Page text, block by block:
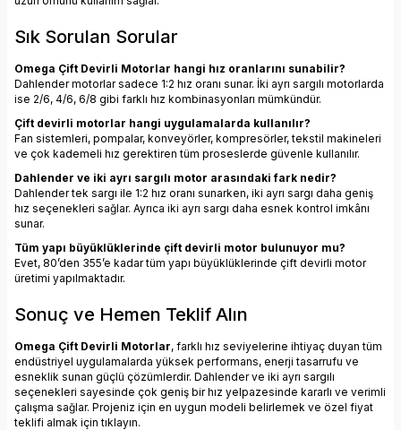
Sık Sorulan Sorular
Omega Çift Devirli Motorlar hangi hız oranlarını sunabilir?
Dahlender motorlar sadece 1:2 hız oranı sunar. İki ayrı sargılı motorlarda
ise 2/6, 4/6, 6/8 gibi farklı hız kombinasyonları mümkündür.
Çift devirli motorlar hangi uygulamalarda kullanılır?
Fan sistemleri, pompalar, konveyörler, kompresörler, tekstil makineleri
ve çok kademeli hız gerektiren tüm proseslerde güvenle kullanılır.
Dahlender ve iki ayrı sargılı motor arasındaki fark nedir?
Dahlender tek sargı ile 1:2 hız oranı sunarken, iki ayrı sargı daha geniş
hız seçenekleri sağlar. Ayrıca iki ayrı sargı daha esnek kontrol imkânı
sunar.
Tüm yapı büyüklüklerinde çift devirli motor bulunuyor mu?
Evet, 80’den 355’e kadar tüm yapı büyüklüklerinde çift devirli motor
üretimi yapılmaktadır.
Sonuç ve Hemen Teklif Alın
Omega Çift Devirli Motorlar, farklı hız seviyelerine ihtiyaç duyan tüm
endüstriyel uygulamalarda yüksek performans, enerji tasarrufu ve
esneklik sunan güçlü çözümlerdir. Dahlender ve iki ayrı sargılı
seçenekleri sayesinde çok geniş bir hız yelpazesinde kararlı ve verimli
çalışma sağlar. Projeniz için en uygun modeli belirlemek ve özel fiyat
teklifi almak için tıklayın.